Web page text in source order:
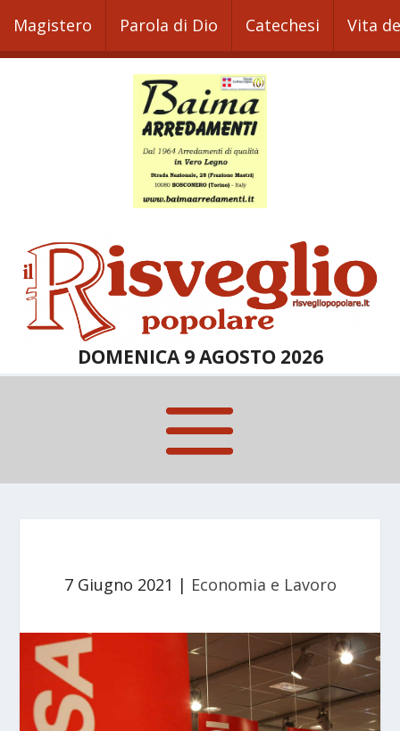
Magistero Parola di Dio Catechesi Vita
DOMENICA 9 AGOSTO 2026
7 Giugno 2021 | Economia e Lavoro